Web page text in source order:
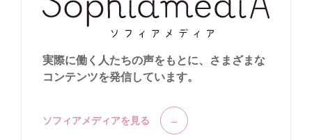
実際に働く人たちの声をもとに、
さまざまな
コンテンツを発信しています。
ソフィアメディアを見る